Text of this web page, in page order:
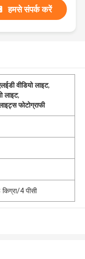
हमसे संपर्क करें
वीडियो लाइट,
लाइट,
फोटोग्राफी
4 पीसी